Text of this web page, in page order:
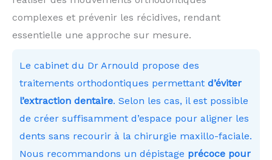
complexes et prévenir les récidives, rendant
essentielle une approche sur mesure.
Le cabinet du Dr Arnould propose des
traitements orthodontiques permettant d’éviter
l’extraction dentaire. Selon les cas, il est possible
de créer suffisamment d’espace pour aligner les
dents sans recourir à la chirurgie maxillo-faciale.
Nous recommandons un dépistage précoce pour